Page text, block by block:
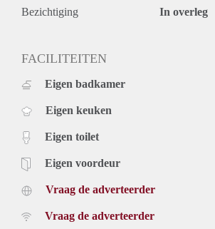
Bezichtiging In overleg
FACILITEITEN
Eigen badkamer
Eigen keuken
Eigen toilet
Eigen voordeur
Vraag de adverteerder
Vraag de adverteerder